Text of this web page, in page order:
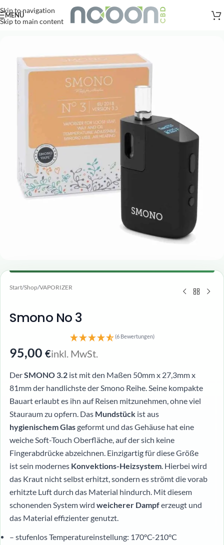
Skip to navigation
Skip to main content
Versandkostenfreie Lieferung nach AT, DE ab
MENÜ
Start/Shop/VAPORIZER
Smono No 3
(6 Bewertungen)
95,00 €inkl. MwSt.
DerSMONO 3.2 ist mit den Maßen 50mm x 27,3mm x
81mm der handlichste der Smono Reihe. Seine kompakte
Bauart erlaubt es ihn auf Reisen mitzunehmen, ohne viel
Stauraum zu opfern. Das Mundstück ist aus
hygienischem Glasgeformt und das Gehäuse hat eine
weiche Soft-Touch Oberfläche, auf der sich keine
Fingerabdrücke abzeichnen. Einzigartig für diese Größe
ist sein modernes Konvektions-Heizsystem. Hierbei wird
das Kraut nicht selbst erhitzt, sondern es strömt die vorab
erhitzte Luft durch das Material hindurch. Mit diesem
schonenden System wird weicherer Dampferzeugt und
das Material effizienter genutzt.
– stufenlos Temperatureinstellung: 170°C-210°C